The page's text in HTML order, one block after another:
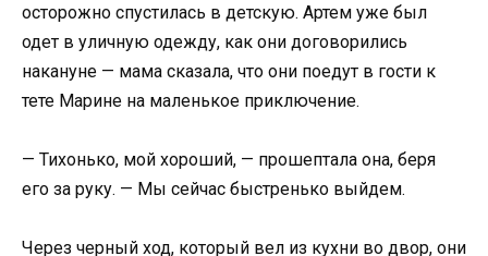
осторожно спустилась в детскую. Артем уже был
одет в уличную одежду, как они договорились
накануне — мама сказала, что они поедут в гости к
тете Марине на маленькое приключение.
— Тихонько, мой хороший, — прошептала она, беря
его за руку. — Мы сейчас быстренько выйдем.
Через черный ход, который вел из кухни во двор, они